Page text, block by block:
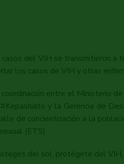
del VIH se transmitieron a
los casos de VIH y otras
entre el Ministerio
y la Gerencia de
de concientización a la
(ETS)
del sol, protégete del